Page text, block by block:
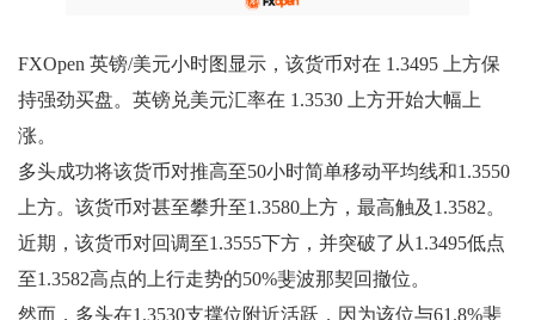
FXOpen 英镑/美元小时图显示，该货币对在 1.3495 上方保
持强劲买盘。英镑兑美元汇率在 1.3530 上方开始大幅上
涨。
多头成功将该货币对推高至50小时简单移动平均线和1.3550
上方。该货币对甚至攀升至1.3580上方，最高触及1.3582。
近期，该货币对回调至1.3555下方，并突破了从1.3495低点
至1.3582高点的上行走势的50%斐波那契回撤位。
然而，多头在1.3530支撑位附近活跃，因为该位与61.8%斐